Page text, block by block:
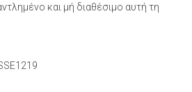
και μή διαθέσιμο αυτή τη